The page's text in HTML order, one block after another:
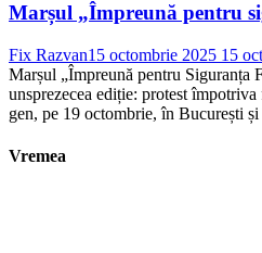
Marșul „Împreună pentru
Fix Razvan15 octombrie 2025 15
Marșul „Împreună pentru Siguranța
unsprezecea ediție: protest
gen, pe 19 octombrie, în București și
Vremea